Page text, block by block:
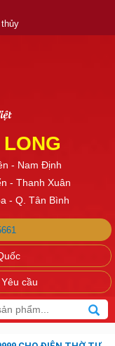
thủy
- Nam Định
- Thanh Xuân
- Q. Tân Bình
cầu